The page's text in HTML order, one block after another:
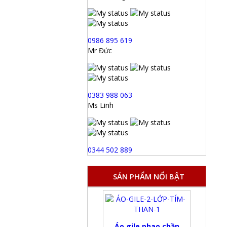
0986 895 619
Mr Đức
0383 988 063
Ms Linh
0344 502 889
SẢN PHẨM NỔI BẬT